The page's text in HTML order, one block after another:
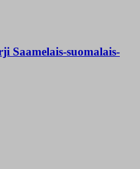
Saamelais-suomalais-